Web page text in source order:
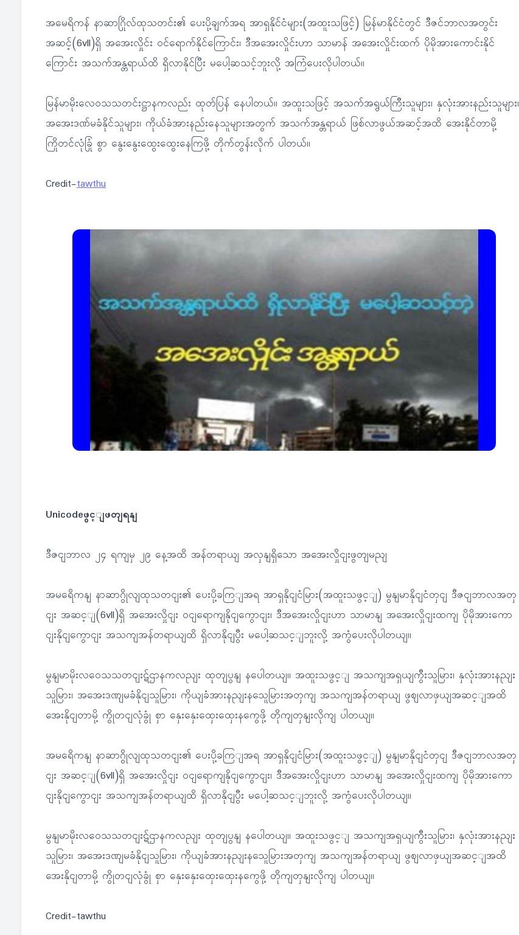
အမေရိကန် နာဆာဂြိုလ်ထုသတင်း၏ ပေးပို့ချက်အရ အာရှနိုင်ငံများ(အထူးသဖြင့်) မြန်မာနိုင်ငံတွင် ဒီဇင်ဘာလအတွင်း
အဆင့်(6vll)ရှိ အအေးလှိုင်း ဝင်ရောက်နိုင်ကြောင်း၊ ဒီအအေးလှိုင်းဟာ သာမာန် အအေးလှိုင်းထက် ပိုမိုအားကောင်းနိုင်
ကြောင်း အသက်အန္တရာယ်ထိ ရှိလာနိုင်ပြီး မပေါ့ဆသင့်ဘူးလို့ အကြံပေးလိုပါတယ်။
မြန်မာမိုးလေဝသသတင်းဋ္ဌာနကလည်း ထုတ်ပြန် နေပါတယ်။ အထူးသဖြင့် အသက်အရွယ်ကြီးသူများ၊ နှလုံးအားနည်းသူများ၊
အအေးဒဏ်မခံနိုင်သူများ၊ ကိုယ်ခံအားနည်းနေသူများအတွက် အသက်အန္တရာယ် ဖြစ်လာဖွယ်အဆင့်အထိ အေးနိုင်တာမို့
ကြိုတင်လုံခြုံ စွာ နွေးနွေးထွေးထွေးနေကြဖို့ တိုက်တွန်းလိုက် ပါတယ်။
Credit-tawthu
Unicodeဖွင့ျဖတျရနျ
ဒီဇငျဘာလ ၂၄ ရကျမှ ၂၉ နေ့အထိ အန်တရာယျ အလှနျရှိသော အအေးလှိုငျးဖွတျမညျ
အမရေိကနျ နာဆာဂွိုလျထုသတငျး၏ ပေးပို့ခကြျအရ အာရှနိုငျငံမြား(အထူးသဖွင့ျ) မွနျမာနိုငျငံတှငျ ဒီဇငျဘာလအတှ
ငျး အဆင့ျ(6vll)ရှိ အအေးလှိုငျး ဝငျရောကျနိုငျကွောငျး၊ ဒီအအေးလှိုငျးဟာ သာမာနျ အအေးလှိုငျးထကျ ပိုမိုအားကော
ငျးနိုငျကွောငျး အသကျအန်တရာယျထိ ရှိလာနိုငျပွီး မပေါ့ဆသင့ျဘူးလို့ အကွံပေးလိုပါတယျ။
မွနျမာမိုးလဝေသသတငျးဋ်ဌာနကလညျး ထုတျပွနျ နပေါတယျ။ အထူးသဖွင့ျ အသကျအရှယျကွီးသူမြား၊ နှလုံးအားနညျး
သူမြား၊ အအေးဒဏျမခံနိုငျသူမြား၊ ကိုယျခံအားနညျးနသေူမြားအတှကျ အသကျအန်တရာယျ ဖွဈလာဖှယျအဆင့ျအထိ
အေးနိုငျတာမို့ ကွိုတငျလုံခွုံ စှာ နှေးနှေးထှေးထှေးနကွေဖို့ တိုကျတှနျးလိုကျ ပါတယျ။
အမရေိကနျ နာဆာဂွိုလျထုသတငျး၏ ပေးပို့ခကြျအရ အာရှနိုငျငံမြား(အထူးသဖွင့ျ) မွနျမာနိုငျငံတှငျ ဒီဇငျဘာလအတှ
ငျး အဆင့ျ(6vll)ရှိ အအေးလှိုငျး ဝငျရောကျနိုငျကွောငျး၊ ဒီအအေးလှိုငျးဟာ သာမာနျ အအေးလှိုငျးထကျ ပိုမိုအားကော
ငျးနိုငျကွောငျး အသကျအန်တရာယျထိ ရှိလာနိုငျပွီး မပေါ့ဆသင့ျဘူးလို့ အကွံပေးလိုပါတယျ။
မွနျမာမိုးလဝေသသတငျးဋ်ဌာနကလညျး ထုတျပွနျ နပေါတယျ။ အထူးသဖွင့ျ အသကျအရှယျကွီးသူမြား၊ နှလုံးအားနညျး
သူမြား၊ အအေးဒဏျမခံနိုငျသူမြား၊ ကိုယျခံအားနညျးနသေူမြားအတှကျ အသကျအန်တရာယျ ဖွဈလာဖှယျအဆင့ျအထိ
အေးနိုငျတာမို့ ကွိုတငျလုံခွုံ စှာ နှေးနှေးထှေးထှေးနကွေဖို့ တိုကျတှနျးလိုကျ ပါတယျ။
Credit-tawthu